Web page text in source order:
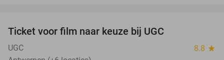
Ticket voor film naar keuze bij UGC
UGC 8.8 star